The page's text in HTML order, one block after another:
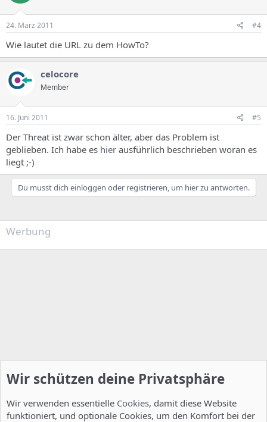
24. März 2011 #4
Wie lautet die URL zu dem HowTo?
celocore
Member
16. Juni 2011 #5
Der Threat ist zwar schon älter, aber das Problem ist
geblieben. Ich habe es hier ausführlich beschrieben woran es
liegt ;-)
Du musst dich einloggen oder registrieren, um hier zu antworten.
Werbung
Wir schützen deine Privatsphäre
Wir verwenden essentielle Cookies, damit diese Website
funktioniert, und optionale Cookies, um den Komfort bei der